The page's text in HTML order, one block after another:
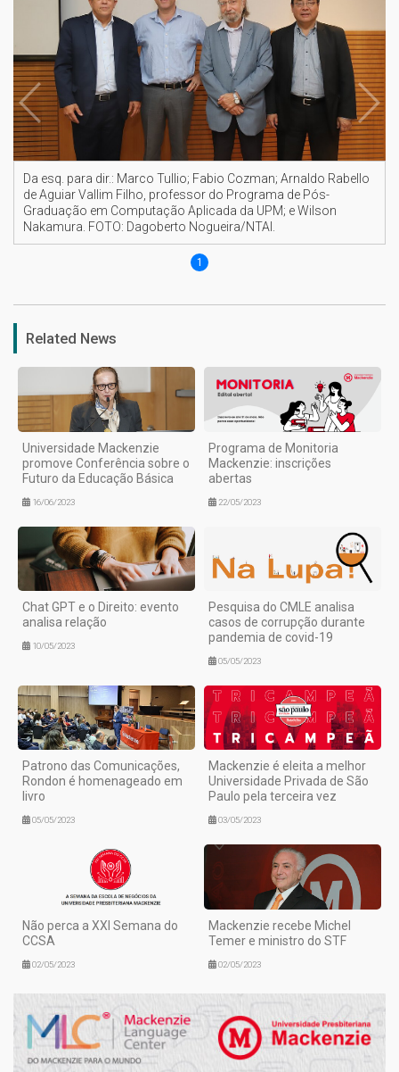
Da esq. para dir.: Marco Tullio; Fabio Cozman; Arnaldo Rabello
de Aguiar Vallim Filho, professor do Programa de Pós-
Graduação em Computação Aplicada da UPM; e Wilson
Nakamura. FOTO: Dagoberto Nogueira/NTAI.
1
Related News
Universidade Mackenzie
promove Conferência sobre o
Futuro da Educação Básica
16/06/2023
Programa de Monitoria
Mackenzie: inscrições
abertas
22/05/2023
Chat GPT e o Direito: evento
analisa relação
10/05/2023
Pesquisa do CMLE analisa
casos de corrupção durante
pandemia de covid-19
05/05/2023
Patrono das Comunicações,
Rondon é homenageado em
livro
05/05/2023
Mackenzie é eleita a melhor
Universidade Privada de São
Paulo pela terceira vez
03/05/2023
Não perca a XXI Semana do
CCSA
02/05/2023
Mackenzie recebe Michel
Temer e ministro do STF
02/05/2023